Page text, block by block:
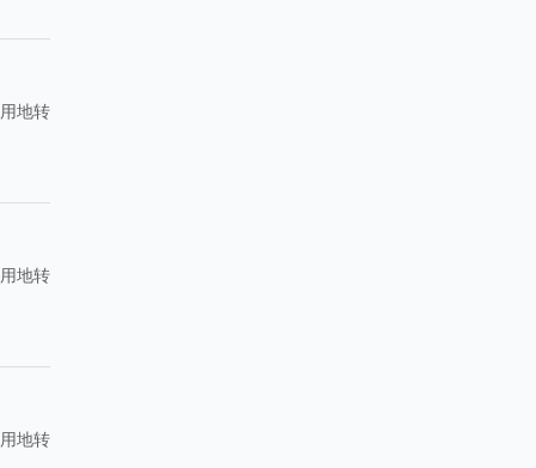
地转
地转
地转